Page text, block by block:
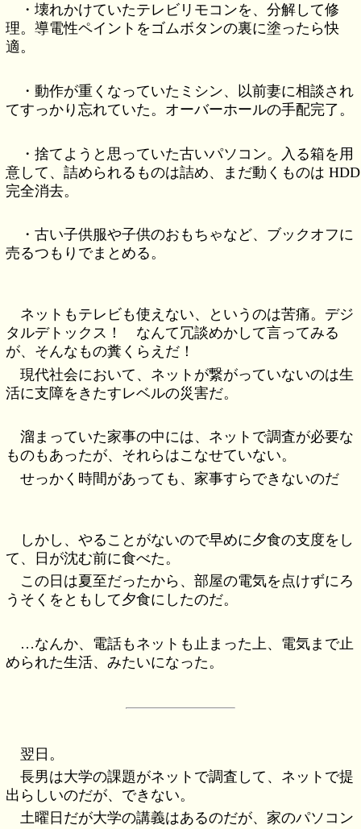
・壊れかけていたテレビリモコンを、分解して修
理。導電性ペイントをゴムボタンの裏に塗ったら快
適。
・動作が重くなっていたミシン、以前妻に相談され
てすっかり忘れていた。オーバーホールの手配完了。
・捨てようと思っていた古いパソコン。入る箱を用
意して、詰められるものは詰め、まだ動くものは HDD
完全消去。
・古い子供服や子供のおもちゃなど、ブックオフに
売るつもりでまとめる。
ネットもテレビも使えない、というのは苦痛。デジ
タルデトックス！ なんて冗談めかして言ってみる
が、そんなもの糞くらえだ！
現代社会において、ネットが繋がっていないのは生
活に支障をきたすレベルの災害だ。
溜まっていた家事の中には、ネットで調査が必要な
ものもあったが、それらはこなせていない。
せっかく時間があっても、家事すらできないのだ
しかし、やることがないので早めに夕食の支度をし
て、日が沈む前に食べた。
この日は夏至だったから、部屋の電気を点けずにろ
うそくをともして夕食にしたのだ。
…なんか、電話もネットも止まった上、電気まで止
められた生活、みたいになった。
翌日。
長男は大学の課題がネットで調査して、ネットで提
出らしいのだが、できない。
土曜日だが大学の講義はあるのだが、家のパソコン